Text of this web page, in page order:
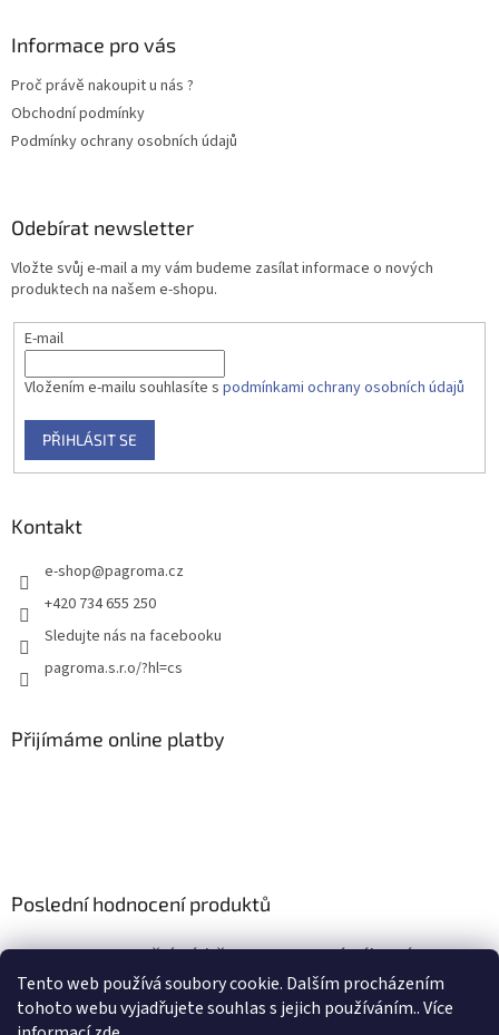
Tento web používá soubory cookie. Dalším procházením
tohoto webu vyjadřujete souhlas s jejich používáním.. Více
Informace pro vás
Proč právě nakoupit u nás ?
Obchodní podmínky
Podmínky ochrany osobních údajů
Odebírat newsletter
Vložte svůj e-mail a my vám budeme zasílat informace o nových
produktech na našem e-shopu.
E-mail
Vložením e-mailu souhlasíte s podmínkami ochrany osobních údajů
PŘIHLÁSIT SE
Kontakt
e-shop@pagroma.cz
+420 734 655 250
Sledujte nás na facebooku
pagroma.s.r.o/?hl=cs
Přijímáme online platby
Poslední hodnocení produktů
Retenční nádrž nesamonosná válcová 9m3
Hodnocení produktu je 5 z 5 hvězdiček.
|